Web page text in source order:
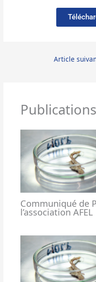
Article
Communiqué de
l’association AFEL